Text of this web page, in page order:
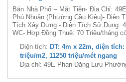
Bán nhà mặt 49E Phan Đăng
Nhuận giá 45.0 tỷ
Phú Nhuận (Phường Cầu Kiệu)- Diện
Tích Xây Dựng:- Diện Tích Sử Dụng:
WC- Hợp Đồng Thuê: 70 Triệu/tháng
Diện tích:DT: 4m x 22m, diện tích: